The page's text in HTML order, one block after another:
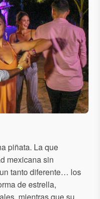
piñata. La que
mexicana sin
tanto diferente… los
de estrella,
mientras que su